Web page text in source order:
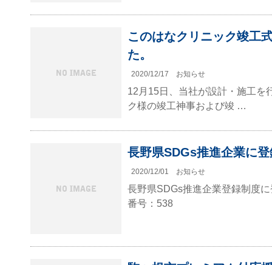
このはなクリニック竣工
た。
2020/12/17 お知らせ
12月15日、当社が設計・施工を
ク様の竣工神事および竣 …
長野県SDGs推進企業に
2020/12/01 お知らせ
長野県SDGs推進企業登録制度
番号：538